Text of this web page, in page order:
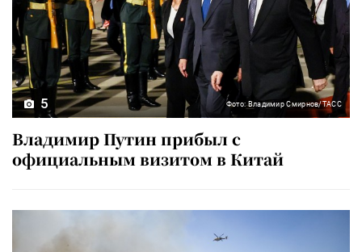
5 Фото: Владимир Смирнов/ТАСС
Владимир Путин прибыл с
официальным визитом в Китай